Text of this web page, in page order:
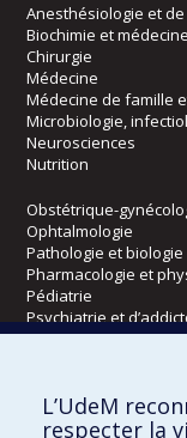
Anesthésiologie et
Biochimie et
Chirurgie
Médecine
Médecine de famille
Microbiologie,
Neurosciences
Nutrition
Obstétrique-
Ophtalmologie
Pathologie et
Pharmacologie et
Pédiatrie
Psychiatrie et
Radiologie, radio-
Écoles
L’UdeM
respecter la